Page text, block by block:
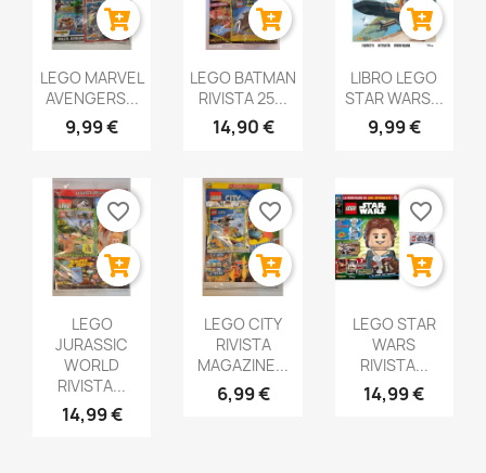
LEGO MARVEL
AVENGERS...
9,99 €
LEGO BATMAN
RIVISTA 25...
14,90 €
LIBRO LEGO
STAR WARS...
9,99 €
LEGO
JURASSIC
WORLD
RIVISTA...
14,99 €
favorite_border
LEGO CITY
RIVISTA
MAGAZINE...
6,99 €
favorite_border
LEGO STAR
WARS
RIVISTA...
14,99 €
favorite_border